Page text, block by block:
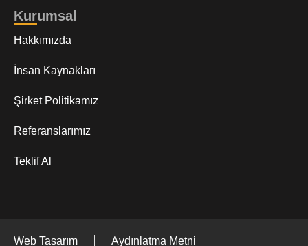
Kurumsal
Hakkımızda
İnsan Kaynakları
Şirket Politikamız
Referanslarımız
Teklif Al
Web Tasarım Aydınlatma Metni